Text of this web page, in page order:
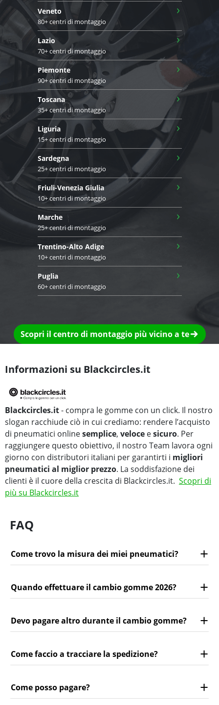
Veneto
80+ centri di montaggio
›
Lazio
70+ centri di montaggio
›
Piemonte
90+ centri di montaggio
›
Toscana
35+ centri di montaggio
›
Liguria
15+ centri di montaggio
›
Sardegna
25+ centri di montaggio
›
Friuli-Venezia Giulia
10+ centri di montaggio
›
Marche
25+ centri di montaggio
›
Trentino-Alto Adige
10+ centri di montaggio
›
Puglia
60+ centri di montaggio
›
Scopri il centro di montaggio più vicino a te
Informazioni su Blackcircles.it
Blackcircles.it- compra le gomme con un click. Il nostro
slogan racchiude ciò in cui crediamo: rendere l’acquisto
di pneumatici onlinesemplice, veloce esicuro. Per
raggiungere questo obiettivo, il nostro Team lavora ogni
giorno con distributori italiani per garantirti i migliori
pneumatici al miglior prezzo. La soddisfazione dei
clienti è il cuore della crescita di Blackcircles.it. Scopri di
più su Blackcircles.it
FAQ
Come trovo la misura dei miei pneumatici?
Quando effettuare il cambio gomme 2026?
Devo pagare altro durante il cambio gomme?
Come faccio a tracciare la spedizione?
Come posso pagare?